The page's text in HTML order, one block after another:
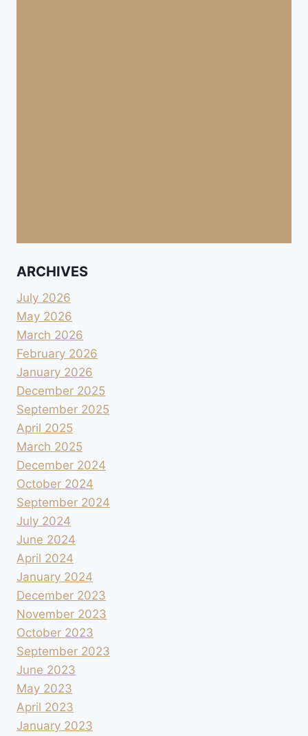
ARCHIVES
July 2026
May 2026
March 2026
February 2026
January 2026
December 2025
September 2025
April 2025
March 2025
December 2024
October 2024
September 2024
July 2024
June 2024
April 2024
January 2024
December 2023
November 2023
October 2023
September 2023
June 2023
May 2023
April 2023
January 2023